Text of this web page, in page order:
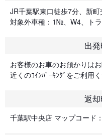
JR千葉駅東口徒歩7分、新
対象外車種：1№、W4、ト
出
お客様のお車のお預かりは
近くのｺｲﾝﾊﾟｰｷﾝｸﾞをご利用く
返
千葉駅中央店 マップコード